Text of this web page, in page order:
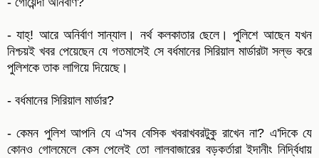
- যাহ্‌! আরে অনির্বাণ সান্যাল। নর্থ কলকাতার ছেলে। পুলিশে আছেন যখন
নিশ্চয়ই খবর পেয়েছেন যে গতমাসেই সে বর্ধমানের সিরিয়াল মার্ডারটা সল্ভ করে
পুলিশকে তাক লাগিয়ে দিয়েছে।
- বর্ধমানের সিরিয়াল মার্ডার?
- কেমন পুলিশ আপনি যে এ'সব বেসিক খবরাখবরটুকু রাখেন না? এ'দিকে যে
কোনও গোলমেলে কেস পেলেই তো লালবাজারের বড়কর্তারা ইদানীং নির্দ্বিধায়